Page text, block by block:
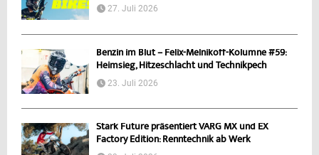
27. Juli 2026
Benzin im Blut – Felix-Melnikoff-Kolumne #59:
Heimsieg, Hitzeschlacht und Technikpech
23. Juli 2026
Stark Future präsentiert VARG MX und EX
Factory Edition: Renntechnik ab Werk